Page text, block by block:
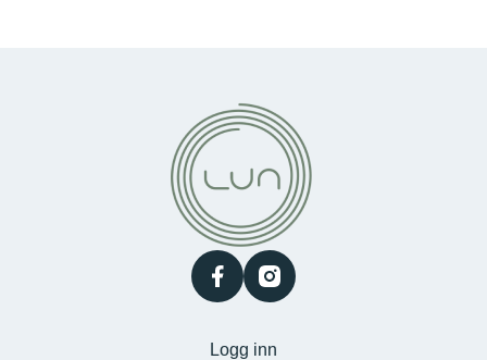
facebookinstagram
Logg inn